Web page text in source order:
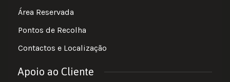
Área Reservada
Pontos de Recolha
Contactos e Localização
Apoio ao Cliente